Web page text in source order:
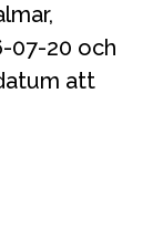
07-20 och
att